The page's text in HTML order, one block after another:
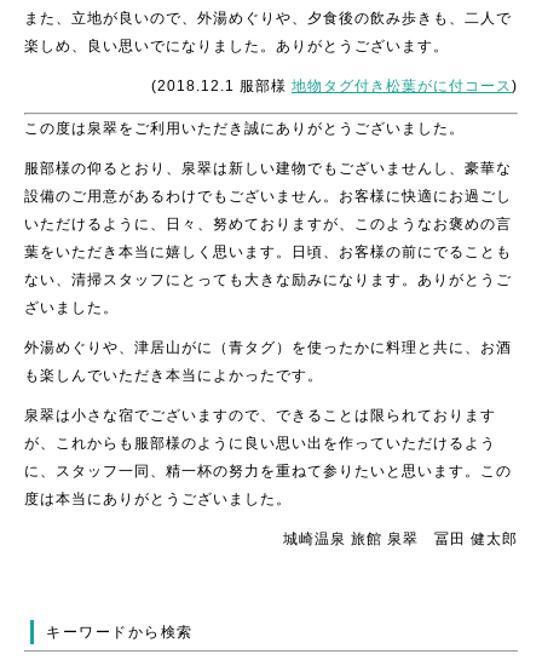
また、立地が良いので、外湯めぐりや、夕食後の飲み歩きも、二人で
楽しめ、良い思いでになりました。ありがとうございます。
(2018.12.1 服部様 地物タグ付き松葉がに付コース )
この度は泉翠をご利用いただき誠にありがとうございました。
服部様の仰るとおり、泉翠は新しい建物でもございませんし、豪華な
設備のご用意があるわけでもございません。お客様に快適にお過ごし
いただけるように、日々、努めておりますが、このようなお褒めの言
葉をいただき本当に嬉しく思います。日頃、お客様の前にでることも
ない、清掃スタッフにとっても大きな励みになります。ありがとうご
ざいました。
外湯めぐりや、津居山がに（青タグ）を使ったかに料理と共に、お酒
も楽しんでいただき本当によかったです。
泉翠は小さな宿でございますので、できることは限られております
が、これからも服部様のように良い思い出を作っていただけるよう
に、スタッフ一同、精一杯の努力を重ねて参りたいと思います。この
度は本当にありがとうございました。
城崎温泉 旅館 泉翠 冨田 健太郎
キーワードから検索